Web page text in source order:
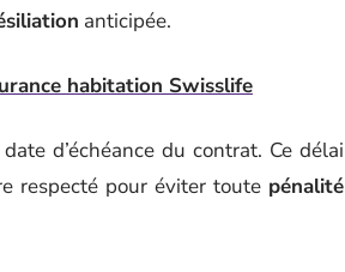
anticipée.
habitation Swisslife
d’échéance du contrat. Ce délai
respecté pour éviter toute pénalité